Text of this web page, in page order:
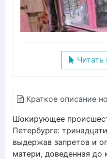
Читать
Краткое описание
Шокирующее
Петербурге:
выдержав запретов и
матери, доведенная до